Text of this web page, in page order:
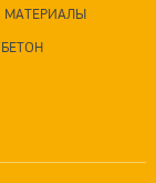
МАТЕРИАЛЫ